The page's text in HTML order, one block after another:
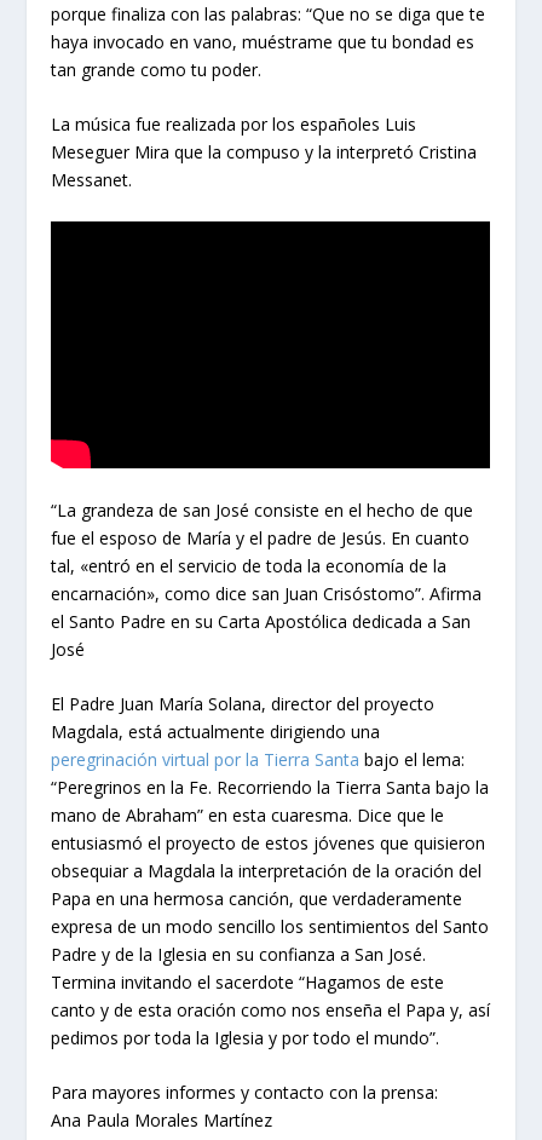
porque finaliza con las palabras: “Que no se diga que te
haya invocado en vano, muéstrame que tu bondad es
tan grande como tu poder.
La música fue realizada por los españoles Luis
Meseguer Mira que la compuso y la interpretó Cristina
Messanet.
“La grandeza de san José consiste en el hecho de que
fue el esposo de María y el padre de Jesús. En cuanto
tal, «entró en el servicio de toda la economía de la
encarnación», como dice san Juan Crisóstomo”. Afirma
el Santo Padre en su Carta Apostólica dedicada a San
José
El Padre Juan María Solana, director del proyecto
Magdala, está actualmente dirigiendo una
peregrinación virtual por la Tierra Santa bajo el lema:
“Peregrinos en la Fe. Recorriendo la Tierra Santa bajo la
mano de Abraham” en esta cuaresma. Dice que le
entusiasmó el proyecto de estos jóvenes que quisieron
obsequiar a Magdala la interpretación de la oración del
Papa en una hermosa canción, que verdaderamente
expresa de un modo sencillo los sentimientos del Santo
Padre y de la Iglesia en su confianza a San José.
Termina invitando el sacerdote “Hagamos de este
canto y de esta oración como nos enseña el Papa y, así
pedimos por toda la Iglesia y por todo el mundo”.
Para mayores informes y contacto con la prensa:
Ana Paula Morales Martínez